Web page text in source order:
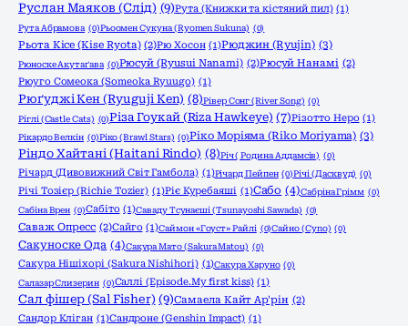
Руслан Маяков (Слід) (9)Рута (Книжки та кістяний пил) (1)
Рута Абрамова (0)Рьоомен Сукуна (Ryomen Sukuna) (0)
Рьота Кісе (Kise Ryota) (2)Рю Хосон (1)Рюджин (Ryujin) (3)
Рюноске Акутаґава (0)Рюсуй (Ryusui Nanami) (2)Рюсуй Нанамі (2)
Рюуго Сомеока (Someoka Ryuugo) (1)
Рюґуджі Кен (Ryuguji Ken) (8)Рівер Сонг (River Song) (0)
Ріглі (Castle Cats) (0)Різа Гоукай (Riza Hawkeye) (7)Різотто Неро (1)
Рікардо Велкін (0)Ріко (Brawl Stars) (0)Ріко Моріяма (Riko Moriyama) (3)
Ріндо Хайтані (Haitani Rindo) (8)Річ ( Родина Аддамсів) (0)
Річард (Дивовижний Світ Гамбола) (1)Річард Пейпен (0)Річі (Дасквуд) (0)
Річі Тозієр (Richie Tozier) (1)Ріє Куребаяші (1)Сабо (4)Сабріна Грімм (0)
Сабіна Врен (0)Сабіто (1)Саваду Тсунаєші (Tsunayoshi Sawada) (0)
Саваж Опресс (2)Сайго (1)Саймон «Гоуст» Райлі (0)Сайно (Cyno) (0)
Сакуноске Ода (4)Сакура Мато (Sakura Matou) (0)
Сакура Нішіхорі (Sakura Nishihori) (1)Сакура Харуно (0)
Салазар Слизерин (0)Саллі (Episode.My first kiss) (1)
Сал фішер (Sal Fisher) (9)Самаела Кайт Ар'рін (2)
Сандор Кліган (1)Сандроне (Genshin Impact) (1)